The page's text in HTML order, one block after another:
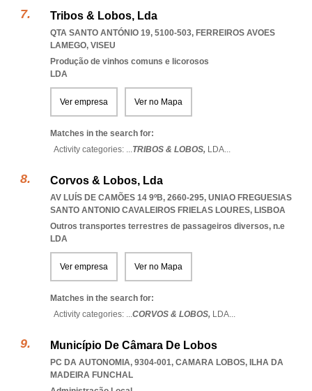
Tribos & Lobos, Lda
QTA SANTO ANTÓNIO 19, 5100-503, FERREIROS AVOES
LAMEGO, VISEU
Produção de vinhos comuns e licorosos
LDA
Ver empresa Ver no Mapa
Matches in the search for:
Activity categories: ...TRIBOS & LOBOS, LDA...
Corvos & Lobos, Lda
AV LUÍS DE CAMÕES 14 9ºB, 2660-295, UNIAO FREGUESIAS
SANTO ANTONIO CAVALEIROS FRIELAS LOURES, LISBOA
Outros transportes terrestres de passageiros diversos, n.e
LDA
Ver empresa Ver no Mapa
Matches in the search for:
Activity categories: ...CORVOS & LOBOS, LDA...
Município De Câmara De Lobos
PC DA AUTONOMIA, 9304-001, CAMARA LOBOS, ILHA DA
MADEIRA FUNCHAL